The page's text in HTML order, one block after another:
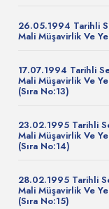
26.05.1994 Tarihli
Mali Müşavirlik Ve
17.07.1994 Tarihli
Mali Müşavirlik Ve
(Sıra No:13)
23.02.1995 Tarihli
Mali Müşavirlik Ve
(Sıra No:14)
28.02.1995 Tarihli
Mali Müşavirlik Ve
(Sıra No:15)